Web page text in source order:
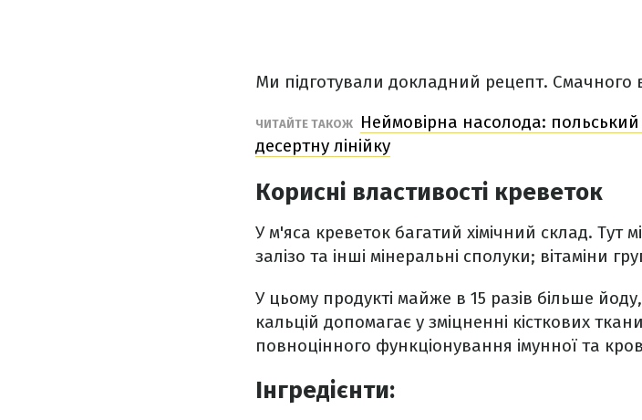
Ми підготували докладний рецепт. Смачного
ЧИТАЙТЕ ТАКОЖ
Неймовірна насолода:
десертну лінійку
Корисні властивості креветок
У м'яса креветок багатий хімічний склад. Тут
залізо та інші мінеральні сполуки; вітаміни
У цьому продукті майже в 15 разів більше
кальцій допомагає у зміцненні кісткових
повноцінного функціонування імунної та
Інгредієнти: